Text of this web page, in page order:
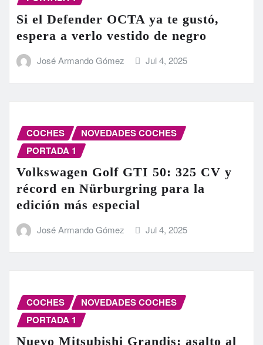
Si el Defender OCTA ya te gustó,
espera a verlo vestido de negro
José Armando Gómez Jul 4, 2025
COCHES
NOVEDADES COCHES
PORTADA 1
Volkswagen Golf GTI 50: 325 CV y
récord en Nürburgring para la
edición más especial
José Armando Gómez Jul 4, 2025
COCHES
NOVEDADES COCHES
PORTADA 1
Nuevo Mitsubishi Grandis: asalto al